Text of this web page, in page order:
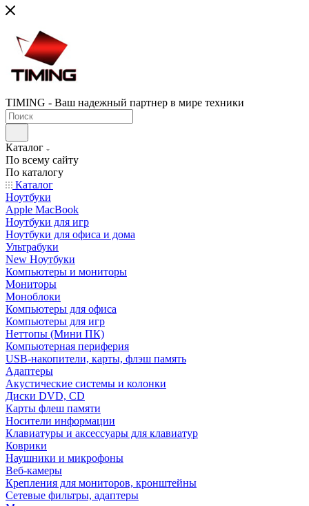
TIMING - Ваш надежный партнер в мире техники
Каталог
По всему сайту
По каталогу
Каталог
Ноутбуки
Apple MacBook
Ноутбуки для игр
Ноутбуки для офиса и дома
Ультрабуки
New Ноутбуки
Компьютеры и мониторы
Мониторы
Моноблоки
Компьютеры для офиса
Компьютеры для игр
Неттопы (Мини ПК)
Компьютерная периферия
USB-накопители, карты, флэш память
Адаптеры
Акустические системы и колонки
Диски DVD, CD
Карты флеш памяти
Носители информации
Клавиатуры и аксессуары для клавиатур
Коврики
Наушники и микрофоны
Веб-камеры
Крепления для мониторов, кронштейны
Сетевые фильтры, адаптеры